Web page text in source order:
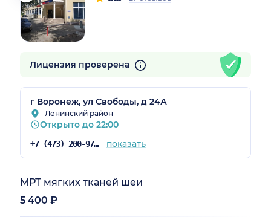
Лицензия проверена
г Воронеж, ул Свободы, д 24А
Ленинский район
Открыто до 22:00
+7 (473) 200-97-83 показать
МРТ мягких тканей шеи
5 400 ₽